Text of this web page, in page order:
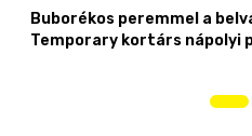
Buborékos peremmel a
Temporary kortárs nápolyi